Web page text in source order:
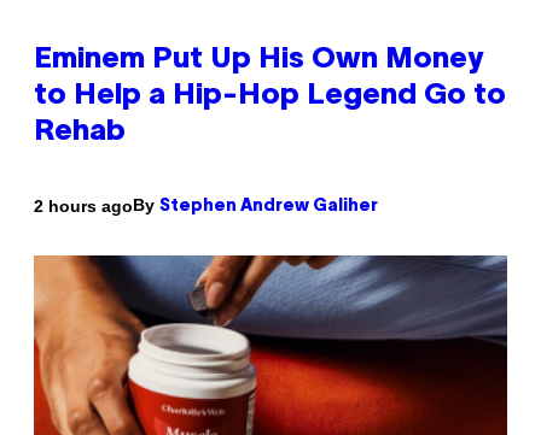
Eminem Put Up His Own Money
to Help a Hip-Hop Legend Go to
Rehab
2 hours agoBy Stephen Andrew Galiher